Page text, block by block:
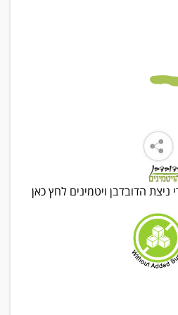
ניצת הדובדבן ויטמינים לחץ כאן